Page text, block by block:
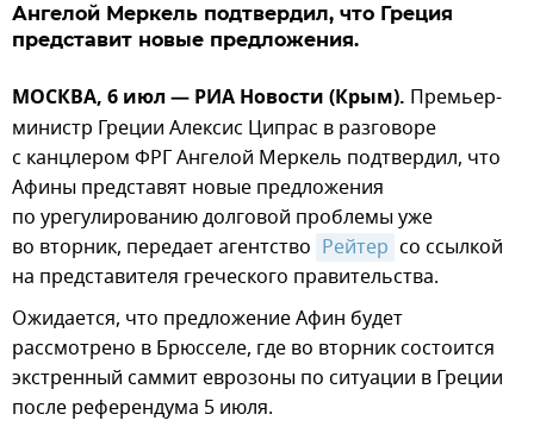
Ангелой Меркель подтвердил, что Греция
представит новые предложения.
МОСКВА, 6 июл — РИА Новости (Крым). Премьер-
министр Греции Алексис Ципрас в разговоре
с канцлером ФРГ Ангелой Меркель подтвердил, что
Афины представят новые предложения
по урегулированию долговой проблемы уже
во вторник, передает агентство Рейтер со ссылкой
на представителя греческого правительства.
Ожидается, что предложение Афин будет
рассмотрено в Брюсселе, где во вторник состоится
экстренный саммит еврозоны по ситуации в Греции
после референдума 5 июля.